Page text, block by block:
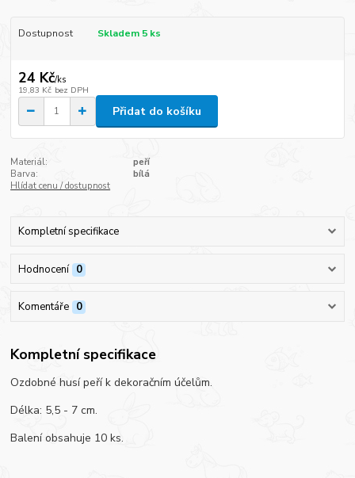
Dostupnost Skladem 5 ks
24 Kč/ks
19,83 Kč bez DPH
Přidat do košíku
Materiál:
peří
Barva:
bílá
Hlídat cenu / dostupnost
Kompletní specifikace
Hodnocení 0
Komentáře 0
Kompletní specifikace
Ozdobné husí peří k dekoračním účelům.
Délka: 5,5 - 7 cm.
Balení obsahuje 10 ks.